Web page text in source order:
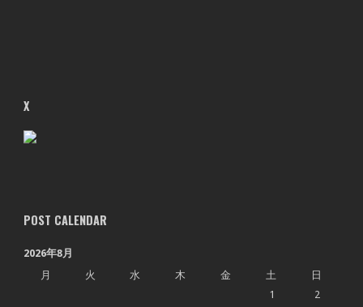
X
POST CALENDAR
2026年8月
月
火 水 木 金 土
日
1
2